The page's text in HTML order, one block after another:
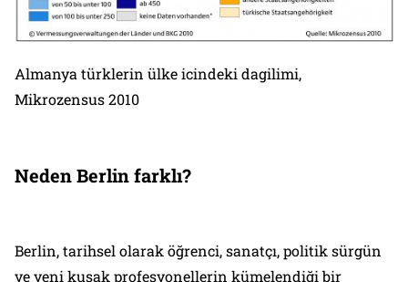
Almanya türklerin ülke icindeki dagilimi,
Mikrozensus 2010
Neden Berlin farklı?
Berlin, tarihsel olarak öğrenci, sanatçı, politik sürgün
ve yeni kuşak profesyonellerin kümelendiği bir